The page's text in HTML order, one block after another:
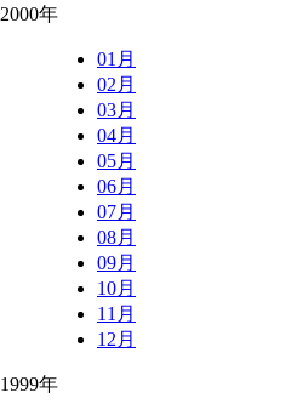
2000年
01月
02月
03月
04月
05月
06月
07月
08月
09月
10月
11月
12月
1999年